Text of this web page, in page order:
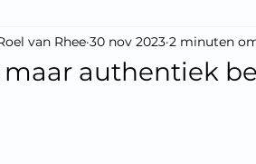
maar authentiek
van Rhee 30 nov 2023 2 minuten